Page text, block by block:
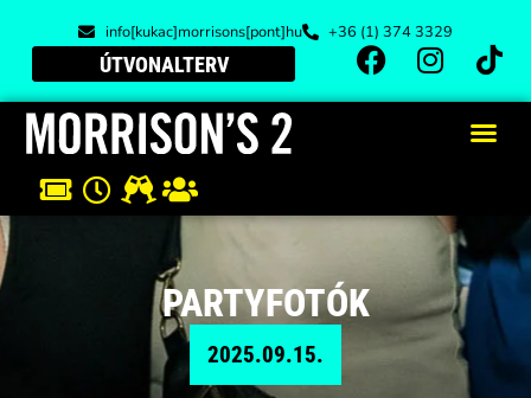
info[kukac]morrisons[pont]hu +36 (1) 374 3329
ÚTVONALTERV
PARTYFOTÓK
2025.09.15.